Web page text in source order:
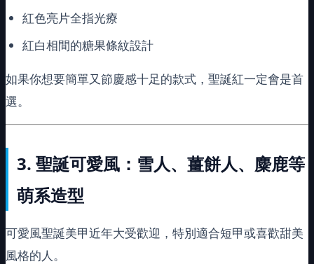
紅色亮片全指光療
紅白相間的糖果條紋設計
如果你想要簡單又節慶感十足的款式，聖誕紅一定會是首
選。
3. 聖誕可愛風：雪人、薑餅人、麋鹿等
萌系造型
可愛風聖誕美甲近年大受歡迎，特別適合短甲或喜歡甜美
風格的人。